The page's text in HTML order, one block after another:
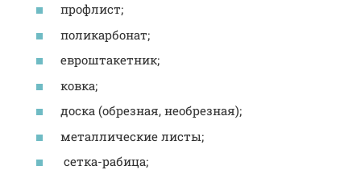
профлист;
поликарбонат;
евроштакетник;
ковка;
доска (обрезная, необрезная);
металлические листы;
сетка-рабица;